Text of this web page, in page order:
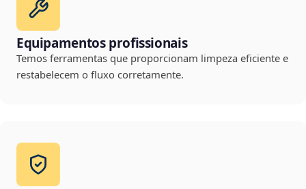
Equipamentos profissionais
Temos ferramentas que proporcionam limpeza eficiente e
restabelecem o fluxo corretamente.